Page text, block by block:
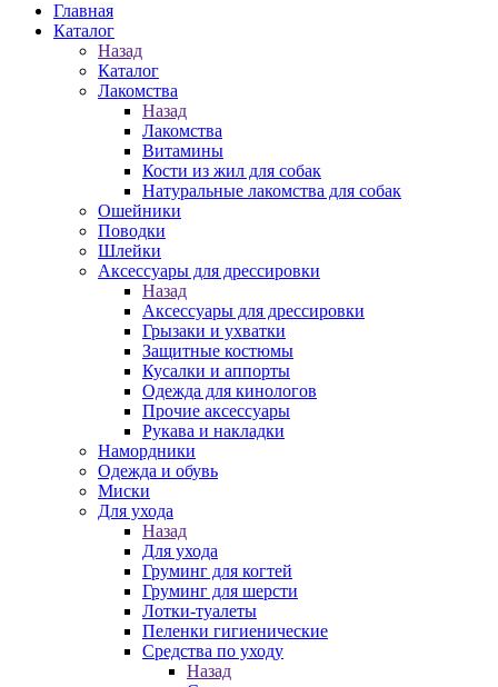
Главная
Каталог
Назад
Каталог
Лакомства
Назад
Лакомства
Витамины
Кости из жил для собак
Натуральные лакомства для собак
Ошейники
Поводки
Шлейки
Аксессуары для дрессировки
Назад
Аксессуары для дрессировки
Грызаки и ухватки
Защитные костюмы
Кусалки и аппорты
Одежда для кинологов
Прочие аксессуары
Рукава и накладки
Намордники
Одежда и обувь
Миски
Для ухода
Назад
Для ухода
Груминг для когтей
Груминг для шерсти
Лотки-туалеты
Пеленки гигиенические
Средства по уходу
Назад